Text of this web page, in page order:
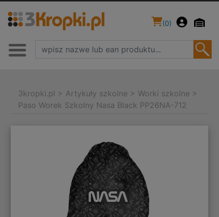
(0)
3kropki.pl > Artykuły szkolne > Worki szkolne >
Paso Worek Szkolny Nasa Black PP26NA-712